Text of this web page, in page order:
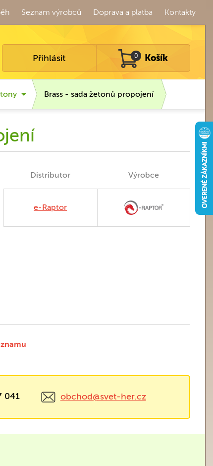
Seznam výrobců Doprava a platba Kontakty
Přihlásit 0 Košík
Brass - sada žetonů propojení
Distributor Výrobce
e-Raptor
041 obchod@svet-her.cz